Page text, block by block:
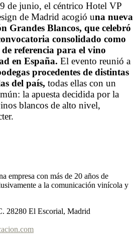
de junio, el céntrico Hotel VP
de Madrid acogió una nueva
Grandes Blancos, que celebró
consolidado como
referencia para el vino
en España. El evento reunió a
procedentes de distintas
del país, todas ellas con un
la apuesta decidida por la
blancos de alto nivel,
empresa con más de 20 años de
a la comunicación vinícola y
28280 El Escorial, Madrid